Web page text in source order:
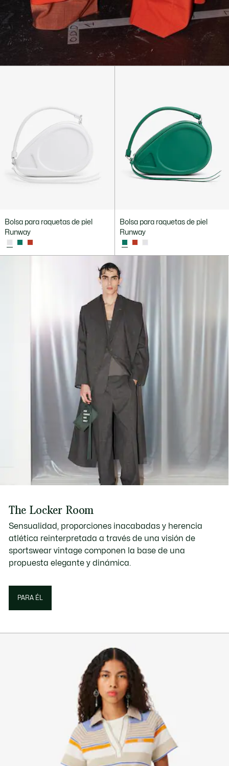
Bolsa para raquetas de piel
Runway
Bolsa para raquetas de piel
Runway
The Locker Room
Sensualidad, proporciones inacabadas y herencia
atlética reinterpretada a través de una visión de
sportswear vintage componen la base de una
propuesta elegante y dinámica.
PARA ÉL